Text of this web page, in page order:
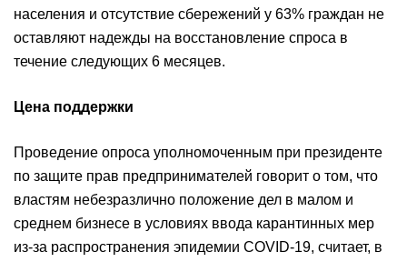
населения и отсутствие сбережений у 63% граждан не
оставляют надежды на восстановление спроса в
течение следующих 6 месяцев.
Цена поддержки
Проведение опроса уполномоченным при президенте
по защите прав предпринимателей говорит о том, что
властям небезразлично положение дел в малом и
среднем бизнесе в условиях ввода карантинных мер
из-за распространения эпидемии COVID-19, считает, в